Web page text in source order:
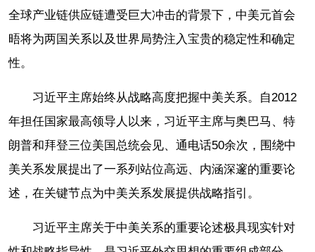
全球产业链供应链遭受巨大冲击的背景下，中美元首会
晤将为两国关系以及世界局势注入宝贵的稳定性和确定
性。
习近平主席始终从战略高度把握中美关系。自2012
年担任国家最高领导人以来，习近平主席与奥巴马、特
朗普和拜登三位美国总统会见、通电话50余次，围绕中
美关系发展提出了一系列站位高远、内涵深邃的重要论
述，在关键节点为中美关系发展提供战略指引。
习近平主席关于中美关系的重要论述极具现实针对